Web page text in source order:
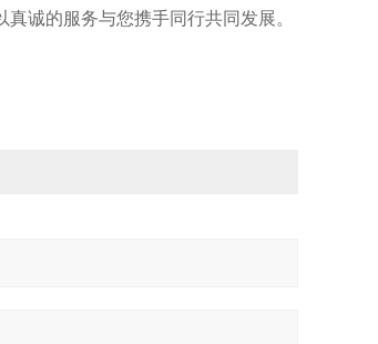
诚的服务与您携手同行共同发展。